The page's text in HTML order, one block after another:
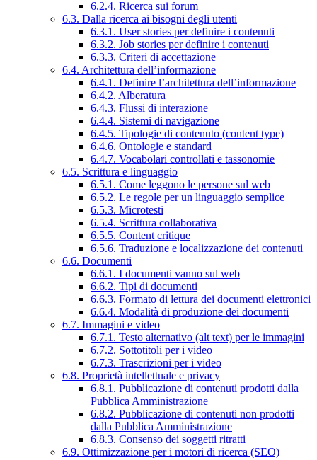
6.2.4. Ricerca sui forum
6.3. Dalla ricerca ai bisogni degli utenti
6.3.1. User stories per definire i contenuti
6.3.2. Job stories per definire i contenuti
6.3.3. Criteri di accettazione
6.4. Architettura dell’informazione
6.4.1. Definire l’architettura dell’informazione
6.4.2. Alberatura
6.4.3. Flussi di interazione
6.4.4. Sistemi di navigazione
6.4.5. Tipologie di contenuto (content type)
6.4.6. Ontologie e standard
6.4.7. Vocabolari controllati e tassonomie
6.5. Scrittura e linguaggio
6.5.1. Come leggono le persone sul web
6.5.2. Le regole per un linguaggio semplice
6.5.3. Microtesti
6.5.4. Scrittura collaborativa
6.5.5. Content critique
6.5.6. Traduzione e localizzazione dei contenuti
6.6. Documenti
6.6.1. I documenti vanno sul web
6.6.2. Tipi di documenti
6.6.3. Formato di lettura dei documenti elettronici
6.6.4. Modalità di produzione dei documenti
6.7. Immagini e video
6.7.1. Testo alternativo (alt text) per le immagini
6.7.2. Sottotitoli per i video
6.7.3. Trascrizioni per i video
6.8. Proprietà intellettuale e privacy
6.8.1. Pubblicazione di contenuti prodotti dalla
Pubblica Amministrazione
6.8.2. Pubblicazione di contenuti non prodotti
dalla Pubblica Amministrazione
6.8.3. Consenso dei soggetti ritratti
6.9. Ottimizzazione per i motori di ricerca (SEO)